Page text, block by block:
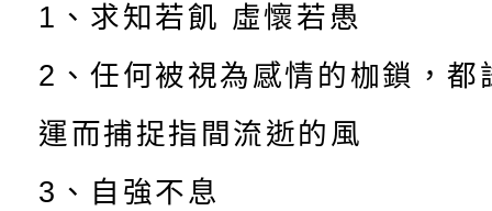
1、求知若飢 虛懷若愚
2、任何被視為感情的枷鎖，都
運而捕捉指間流逝的風
3、自強不息